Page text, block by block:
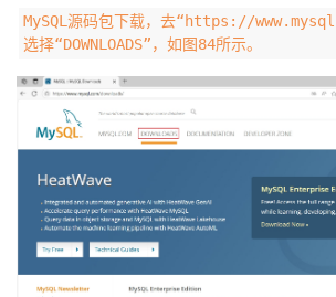
MySQL源码包下载，去“https://
选择“DOWNLOADS”，如图84所示。